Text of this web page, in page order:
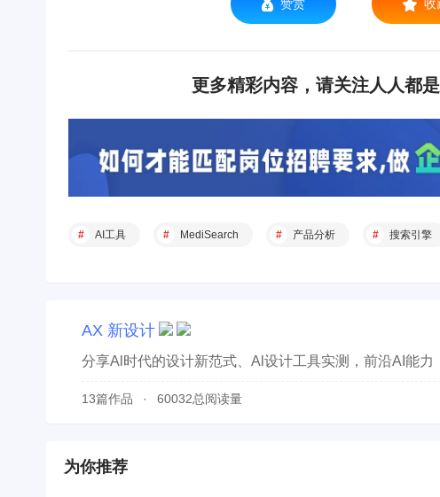
赞赏 收
更多精彩内容，请关注人人都
AI工具 MediSearch 产品分析 搜索引擎
AX 新设计
分享Al时代的设计新范式、Al设计工具实测，前沿AI能力
13篇作品 60032总阅读量
为你推荐